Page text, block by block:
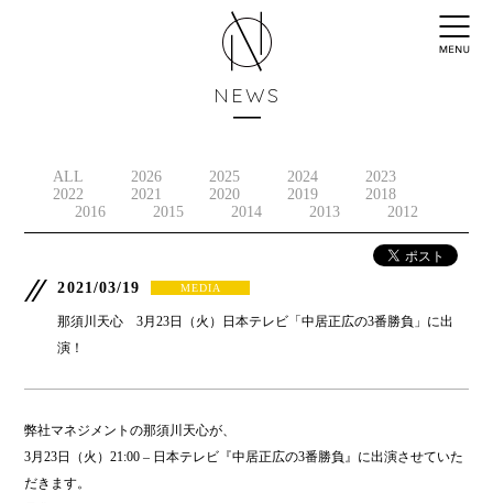
NEWS
ALL 2026 2025 2024
2023
2022
2021 2020 2019
2018
2016
2015 2014 2013 2012
2021/03/19 MEDIA
那須川天心 3月23日（火）日本テレビ「中居正広の3番勝負」に出
演！
弊社マネジメントの那須川天心が、
3月23日（火）21:00 – 日本テレビ『中居正広の3番勝負』に出演させていた
だきます。